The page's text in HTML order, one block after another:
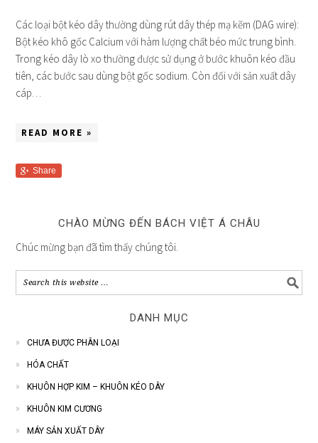
Các loại bột kéo dây thường dùng rút dây thép mạ kẽm (DAG wire):
Bột kéo khô gốc Calcium với hàm lượng chất béo mức trung bình.
Trong kéo dây lò xo thường được sử dụng ở bước khuôn kéo đầu
tiên, các bước sau dùng bột gốc sodium. Còn đối với sản xuất dây
cáp…
READ MORE »
Share
CHÀO MỪNG ĐẾN BÁCH VIỆT Á CHÂU
Chúc mừng bạn đã tìm thấy chúng tôi.
DANH MỤC
CHƯA ĐƯỢC PHÂN LOẠI
HÓA CHẤT
KHUÔN HỢP KIM – KHUÔN KÉO DÂY
KHUÔN KIM CƯƠNG
MÁY SẢN XUẤT DÂY